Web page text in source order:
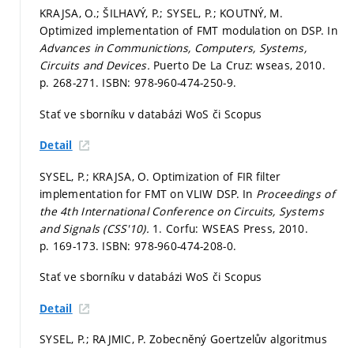
KRAJSA, O.; ŠILHAVÝ, P.; SYSEL, P.; KOUTNÝ, M.
Optimized implementation of FMT modulation on DSP. In
Advances in Communictions, Computers, Systems,
Circuits and Devices. Puerto De La Cruz: wseas, 2010.
p. 268-271. ISBN: 978-960-474-250-9.
Stať ve sborníku v databázi WoS či Scopus
Detail
SYSEL, P.; KRAJSA, O. Optimization of FIR filter
implementation for FMT on VLIW DSP. In Proceedings of
the 4th International Conference on Circuits, Systems
and Signals (CSS'10). 1. Corfu: WSEAS Press, 2010.
p. 169-173. ISBN: 978-960-474-208-0.
Stať ve sborníku v databázi WoS či Scopus
Detail
SYSEL, P.; RAJMIC, P. Zobecněný Goertzelův algoritmus